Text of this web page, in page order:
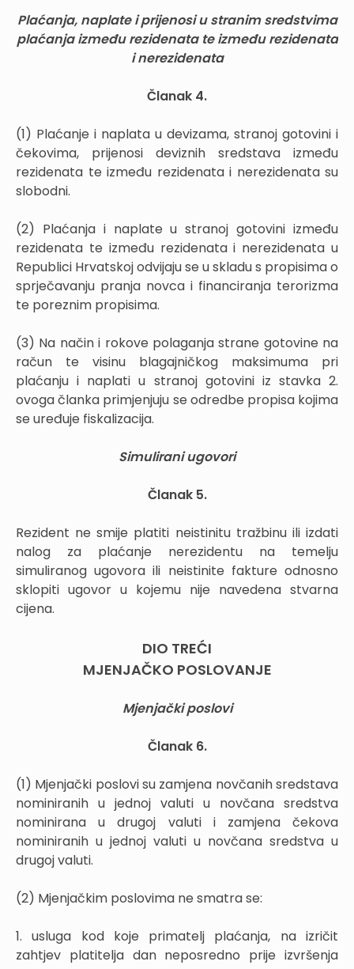
Plaćanja, naplate i prijenosi u stranim sredstvima
plaćanja između rezidenata te između rezidenata
i nerezidenata
Članak 4.
(1) Plaćanje i naplata u devizama, stranoj gotovini i
čekovima, prijenosi deviznih sredstava između
rezidenata te između rezidenata i nerezidenata su
slobodni.
(2) Plaćanja i naplate u stranoj gotovini između
rezidenata te između rezidenata i nerezidenata u
Republici Hrvatskoj odvijaju se u skladu s propisima o
sprječavanju pranja novca i financiranja terorizma
te poreznim propisima.
(3) Na način i rokove polaganja strane gotovine na
račun te visinu blagajničkog maksimuma pri
plaćanju i naplati u stranoj gotovini iz stavka 2.
ovoga članka primjenjuju se odredbe propisa kojima
se uređuje fiskalizacija.
Simulirani ugovori
Članak 5.
Rezident ne smije platiti neistinitu tražbinu ili izdati
nalog za plaćanje nerezidentu na temelju
simuliranog ugovora ili neistinite fakture odnosno
sklopiti ugovor u kojemu nije navedena stvarna
cijena.
DIO TREĆI
MJENJAČKO POSLOVANJE
Mjenjački poslovi
Članak 6.
(1) Mjenjački poslovi su zamjena novčanih sredstava
nominiranih u jednoj valuti u novčana sredstva
nominirana u drugoj valuti i zamjena čekova
nominiranih u jednoj valuti u novčana sredstva u
drugoj valuti.
(2) Mjenjačkim poslovima ne smatra se:
1. usluga kod koje primatelj plaćanja, na izričit
zahtjev platitelja dan neposredno prije izvršenja